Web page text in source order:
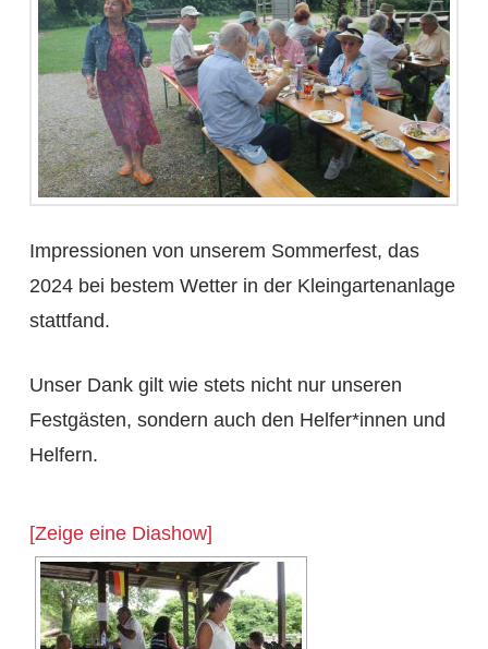
Impressionen von unserem Sommerfest, das
2024 bei bestem Wetter in der Kleingartenanlage
stattfand.
Unser Dank gilt wie stets nicht nur unseren
Festgästen, sondern auch den Helfer*innen und
Helfern.
[Zeige eine Diashow]